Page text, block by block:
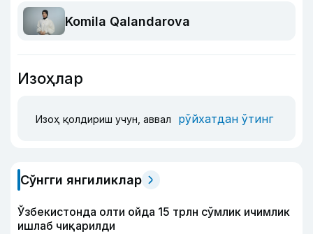
Komila Qalandarova
Изоҳлар
Изоҳ қолдириш учун, аввал рўйхатдан ўтинг
Сўнгги янгиликлар
Ўзбекистонда олти ойда 15 трлн сўмлик ичимлик
ишлаб чиқарилди